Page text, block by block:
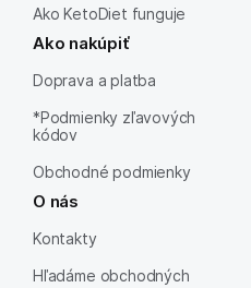
Ako KetoDiet funguje
Ako nakúpiť
Doprava a platba
*Podmienky zľavových
kódov
Obchodné podmienky
O nás
Kontakty
Hľadáme obchodných